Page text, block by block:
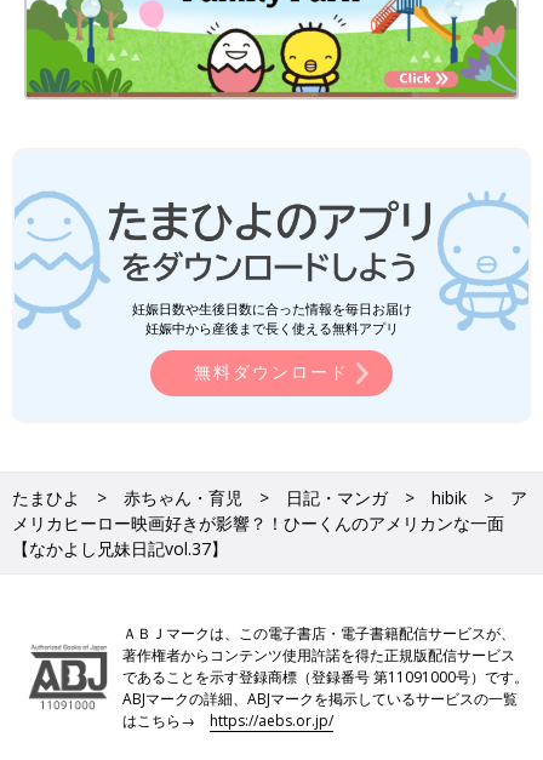
妊娠日数や生後日数に合った情報を毎日お届け
妊娠中から産後まで長く使える無料アプリ
無料ダウンロード
たまひよ 赤ちゃん・育児 日記・マンガ hibik
ア
メリカヒーロー映画好きが影響？！ひーくんのアメリカンな一面
【なかよし兄妹日記vol.37】
ＡＢＪマークは、この電子書店・電子書籍配信サービスが、
著作権者からコンテンツ使用許諾を得た正規版配信サービス
であることを示す登録商標（登録番号 第11091000号）です。
ABJマークの詳細、ABJマークを掲示しているサービスの一覧
はこちら→https://aebs.or.jp/